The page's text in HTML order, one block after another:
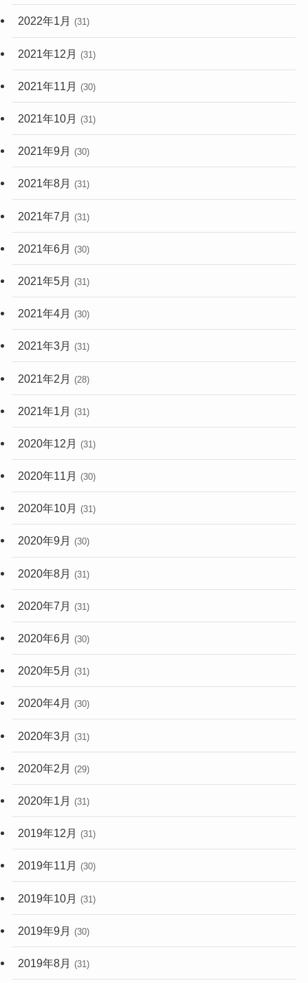
2022年1月 (31)
2021年12月 (31)
2021年11月 (30)
2021年10月 (31)
2021年9月 (30)
2021年8月 (31)
2021年7月 (31)
2021年6月 (30)
2021年5月 (31)
2021年4月 (30)
2021年3月 (31)
2021年2月 (28)
2021年1月 (31)
2020年12月 (31)
2020年11月 (30)
2020年10月 (31)
2020年9月 (30)
2020年8月 (31)
2020年7月 (31)
2020年6月 (30)
2020年5月 (31)
2020年4月 (30)
2020年3月 (31)
2020年2月 (29)
2020年1月 (31)
2019年12月 (31)
2019年11月 (30)
2019年10月 (31)
2019年9月 (30)
2019年8月 (31)